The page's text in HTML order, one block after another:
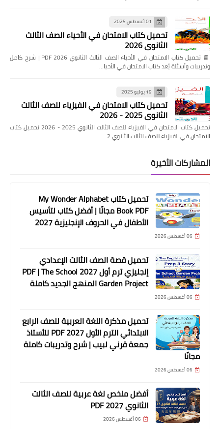
01 أغسطس 2025
تحميل كتاب الامتحان في الأحياء الصف الثالث
الثانوي 2026
📘 تحميل كتاب الامتحان في الأحياء الصف الثالث الثانوي 2026 PDF | شرح كامل
وتدريبات وأسئلة يُعد كتاب الامتحان في الأحيا…
19 يوليو 2025
تحميل كتاب الامتحان في الفيزياء للصف الثالث
الثانوي 2025 - 2026
تحميل كتاب الامتحان في الفيزياء للصف الثالث الثانوي 2025 - 2026 تحميل كتاب
الامتحان في الفيزياء للصف الثالث الثانوي 2…
المشاركات الأخيرة
تحميل كتاب My Wonder Alphabet
Book PDF مجانًا | أفضل كتاب لتأسيس
الأطفال في الحروف الإنجليزية 2027
06 أغسطس 2026
تحميل قصة الصف الثالث الإعدادي
إنجليزي ترم أول 2027 PDF | The School
Garden Project المنهج الجديد كاملة
06 أغسطس 2026
تحميل مذكرة اللغة العربية للصف الرابع
الابتدائي الترم الأول 2027 PDF للأستاذ
جمعة قرني لبيب | شرح وتدريبات كاملة
مجانًا
06 أغسطس 2026
أفضل ملخص لغة عربية للصف الثالث
الثانوي 2027 PDF
06 أغسطس 2026